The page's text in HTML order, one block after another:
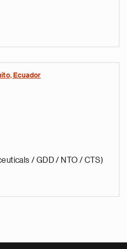
Ecuador
/ GDD / NTO / CTS)